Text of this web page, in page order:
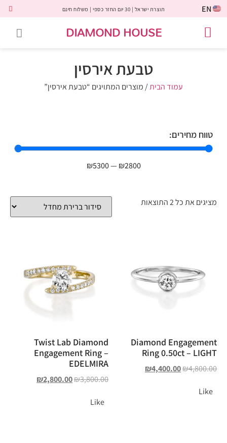
EN תוצרת ישראל | 30 יום החזר כספי | משלוח חינם
DIAMOND HOUSE
טבעת אירסין
עמוד הבית/ מוצרים המתויגים “טבעת אירסין”
טווח מחירים:
₪2800
—
₪5300
מציגים את כל ⁦2⁩ התוצאות
Diamond Engagement
Ring 0.50ct – LIGHT
₪4,800.00
₪4,400.00
Like
Twist Lab Diamond
Engagement Ring –
EDELMIRA
₪3,800.00
₪2,800.00
Like